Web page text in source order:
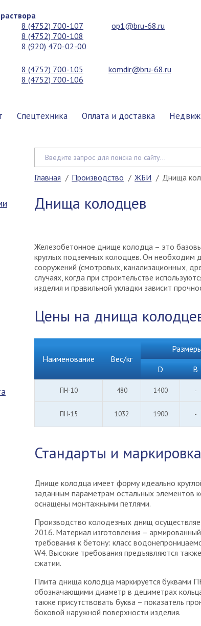
8 (4752) 700-107
8 (4752) 700-108
8 (920) 470-02-00
op1@bru-68.ru
8 (4752) 700-105
8 (4752) 700-106
komdir@bru-68.ru
Спецтехника Оплата и доставка
Главная Производство ЖБИ Днища
Днища колодцев
Железобетонное днище колодца – это
круглых подземных колодцев. Он необходим
сооружений (смотровых, канализационных,
случаях, когда при строительстве
изделия и правильной укладки зависит
Цены на днища
Наименование Вес/кг
D B
ПН-10 480 1400 -
ПН-15 1032 1900 -
Стандарты и маркировка
Днище колодца имеет форму идеально
заданным параметрам остальных элементов
оснащены монтажными петлями.
Производство колодезных днищ
2016. Материал изготовления –
требования к бетону: класс
W4. Высокие требования предъявляются
сжатии.
Плита днища колодца маркируется буквами
обозначающими диаметр в дециметрах
также присутствовать буква – показатель
боковой наружной поверхности изделия.